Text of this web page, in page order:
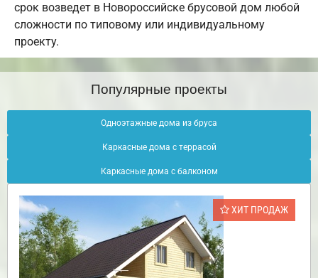
срок возведет в Новороссийске брусовой дом любой
сложности по типовому или индивидуальному
проекту.
Популярные проекты
Одноэтажные дома из бруса
Каркасные дома с террасой
Каркасные дома с балконом
ХИТ ПРОДАЖ